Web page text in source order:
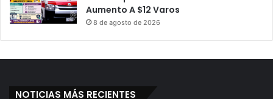
Aumento A $12 Varos
8 de agosto de 2026
NOTICIAS MÁS RECIENTES